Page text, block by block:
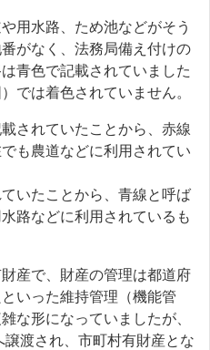
用水路、ため池などがそう
がなく、法務局備え付けの
青色で記載されていました
では着色されていません。
されていたことから、赤線
も農道などに利用されてい
いたことから、青線と呼ば
路などに利用されているも
産で、財産の管理は都道府
いった維持管理（機能管
な形になっていましたが、
渡され、市町村有財産とな